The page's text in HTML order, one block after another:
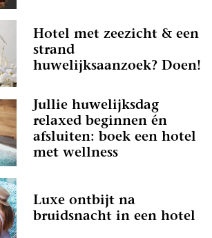
Hotel met zeezicht & een
strand
huwelijksaanzoek? Doen!
Jullie huwelijksdag
relaxed beginnen én
afsluiten: boek een hotel
met wellness
Luxe ontbijt na
bruidsnacht in een hotel